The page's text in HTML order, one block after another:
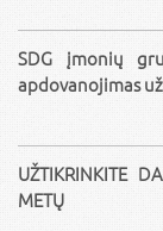
SDG įmonių
apdovanojimas
UŽTIKRINKITE
METŲ